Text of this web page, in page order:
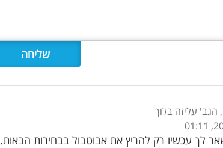
הגב' עליזה בלוך
לך עכשיו רק להריץ את אבוטבול בבחירות הבאות.